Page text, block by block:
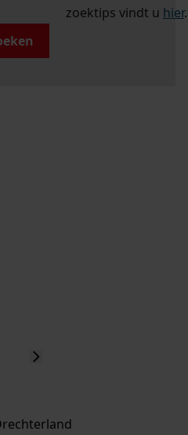
zoektips vindt u hier.